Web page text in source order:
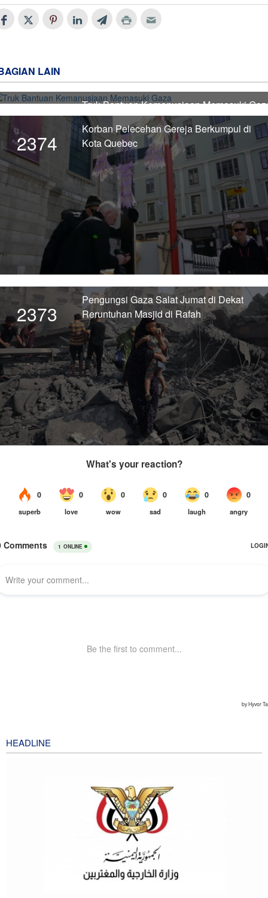
LAIN
2375
Truk Bantuan Kemanusiaan Memasuki
2374
Korban Pelecehan Gereja Berkumpul di
Kota Quebec
2373
Pengungsi Gaza Salat Jumat di Dekat
Reruntuhan Masjid di Rafah
HEADLINE